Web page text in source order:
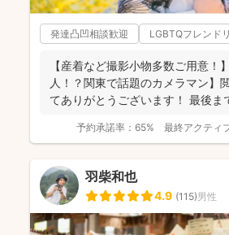
発達凸凹相談歓迎 LGBTQフレンド
【産着など撮影小物多数ご用意！
人！？関東で話題のカメラマン】
てありがとうございます！ 最後ま
予約承諾率： 65% 最終アクティ
羽柴和也
4.9 (115)男性